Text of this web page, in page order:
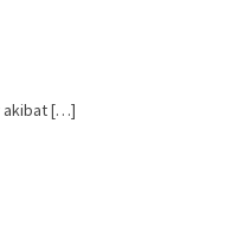
akibat […]